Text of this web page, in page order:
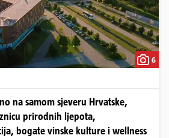
6
na samom sjeveru Hrvatske,
prirodnih ljepota,
bogate vinske kulture i wellness